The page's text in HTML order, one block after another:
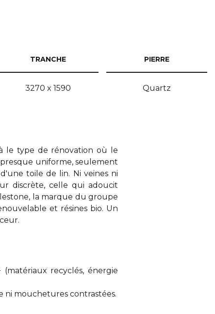
TRANCHE
3270 x 1590
PIERRE
Quartz
le type de rénovation où le
uniforme, seulement
toile de lin. Ni veines ni
discrète, celle qui adoucit
, la marque du groupe
et résines bio. Un
recyclés, énergie
ni mouchetures contrastées.